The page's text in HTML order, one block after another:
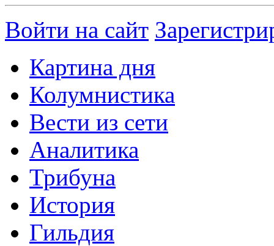
Войти на сайт
Картина дня
Колумнистика
Вести из сети
Аналитика
Трибуна
История
Гильдия